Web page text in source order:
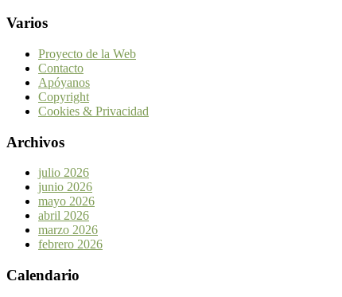
Varios
Proyecto de la Web
Contacto
Apóyanos
Copyright
Cookies & Privacidad
Archivos
julio 2026
junio 2026
mayo 2026
abril 2026
marzo 2026
febrero 2026
Calendario